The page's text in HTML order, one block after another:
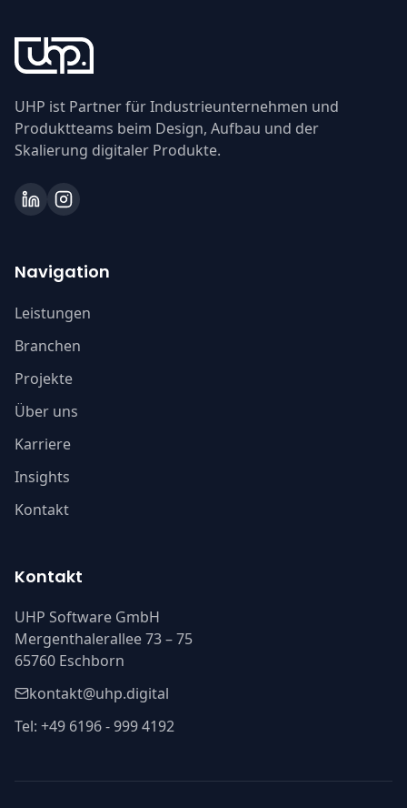
UHP ist Partner für Industrieunternehmen und
Produktteams beim Design, Aufbau und der
Skalierung digitaler Produkte.
Navigation
Leistungen
Branchen
Projekte
Über uns
Karriere
Insights
Kontakt
Kontakt
UHP Software GmbH
Mergenthalerallee 73 – 75
65760 Eschborn
kontakt@uhp.digital
Tel: +49 6196 - 999 4192